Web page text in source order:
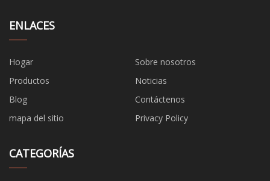
ENLACES
Hogar
Sobre nosotros
Productos
Noticias
Blog
Contáctenos
mapa del sitio
Privacy Policy
CATEGORÍAS